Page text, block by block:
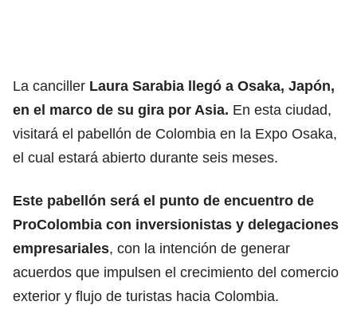
La canciller Laura Sarabia llegó a Osaka, Japón,
en el marco de su gira por Asia. En esta ciudad,
visitará el pabellón de Colombia en la Expo Osaka,
el cual estará abierto durante seis meses.
Este pabellón será el punto de encuentro de
ProColombia con inversionistas y delegaciones
empresariales, con la intención de generar
acuerdos que impulsen el crecimiento del comercio
exterior y flujo de turistas hacia Colombia.